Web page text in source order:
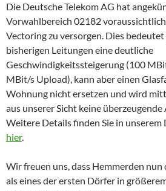
Die Deutsche Telekom AG hat
Vorwahlbereich 02182
Vectoring zu versorgen. Dies bedeutet
bisherigen Leitungen eine deutliche
Geschwindigkeitssteigerung (100
MBit/s Upload), kann aber einen
Wohnung nicht ersetzen und wird
aus unserer Sicht keine
Weitere Details finden Sie in
hier.
Wir freuen uns, dass Hemmerden nun
als eines der ersten Dörfer in